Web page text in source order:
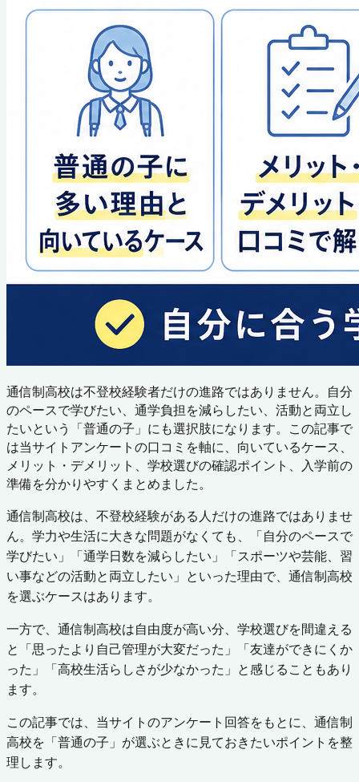
通信制高校は不登校経験者だけの進路ではありません。自分
のペースで学びたい、通学負担を減らしたい、活動と両立し
たいという「普通の子」にも選択肢になります。この記事で
は当サイトアンケートの口コミを軸に、向いているケース、
メリット・デメリット、学校選びの確認ポイント、入学前の
準備を分かりやすくまとめました。
通信制高校は、不登校経験がある人だけの進路ではありませ
ん。学力や生活に大きな問題がなくても、「自分のペースで
学びたい」「通学日数を減らしたい」「スポーツや芸能、習
い事などの活動と両立したい」といった理由で、通信制高校
を選ぶケースはあります。
一方で、通信制高校は自由度が高い分、学校選びを間違える
と「思ったより自己管理が大変だった」「友達ができにくか
った」「高校生活らしさが少なかった」と感じることもあり
ます。
この記事では、当サイトのアンケート回答をもとに、通信制
高校を「普通の子」が選ぶときに見ておきたいポイントを整
理します。